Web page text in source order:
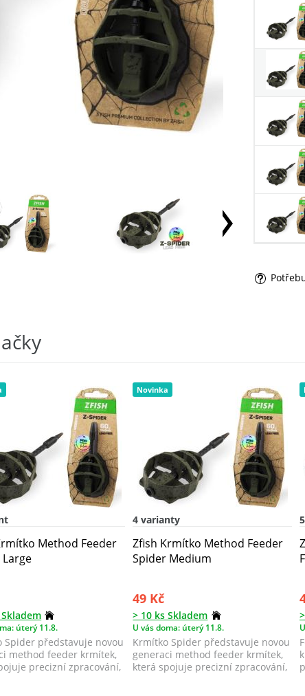
Method Feeder
úterý 11.8.
Spider představuje novou
method feeder krmítek,
precizní zpracování,
Novinka
4 varianty
Zfish Krmítko Method Feeder
Spider Medium
49 Kč
> 10 ks Skladem
U vás doma: úterý 11.8.
Krmítko Spider představuje novou
generaci method feeder krmítek,
která spojuje precizní zpracování,